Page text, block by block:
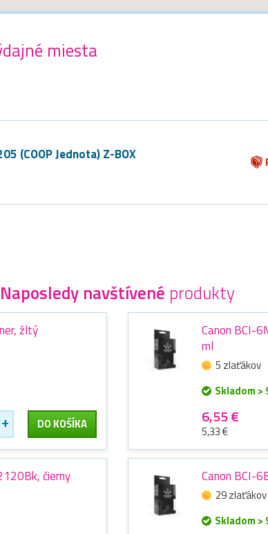
miesta
(COOP Jednota) Z-BOX
Naposledy navštívené produkty
žltý
+ DO KOŠÍKA
Canon BCI-
ml
5 zlaťákov
Skladom >
6,55 €
5,33 €
čierny Canon BCI-
29 zlaťákov
Skladom >